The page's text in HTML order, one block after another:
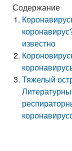
Содержание
известно
Тяжелый